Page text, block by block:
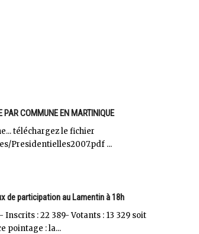
PAR COMMUNE EN MARTINIQUE
téléchargez le fichier
Presidentielles2007.pdf ...
de participation au Lamentin à 18h
: 22 389- Votants : 13 329 soit
pointage : la...